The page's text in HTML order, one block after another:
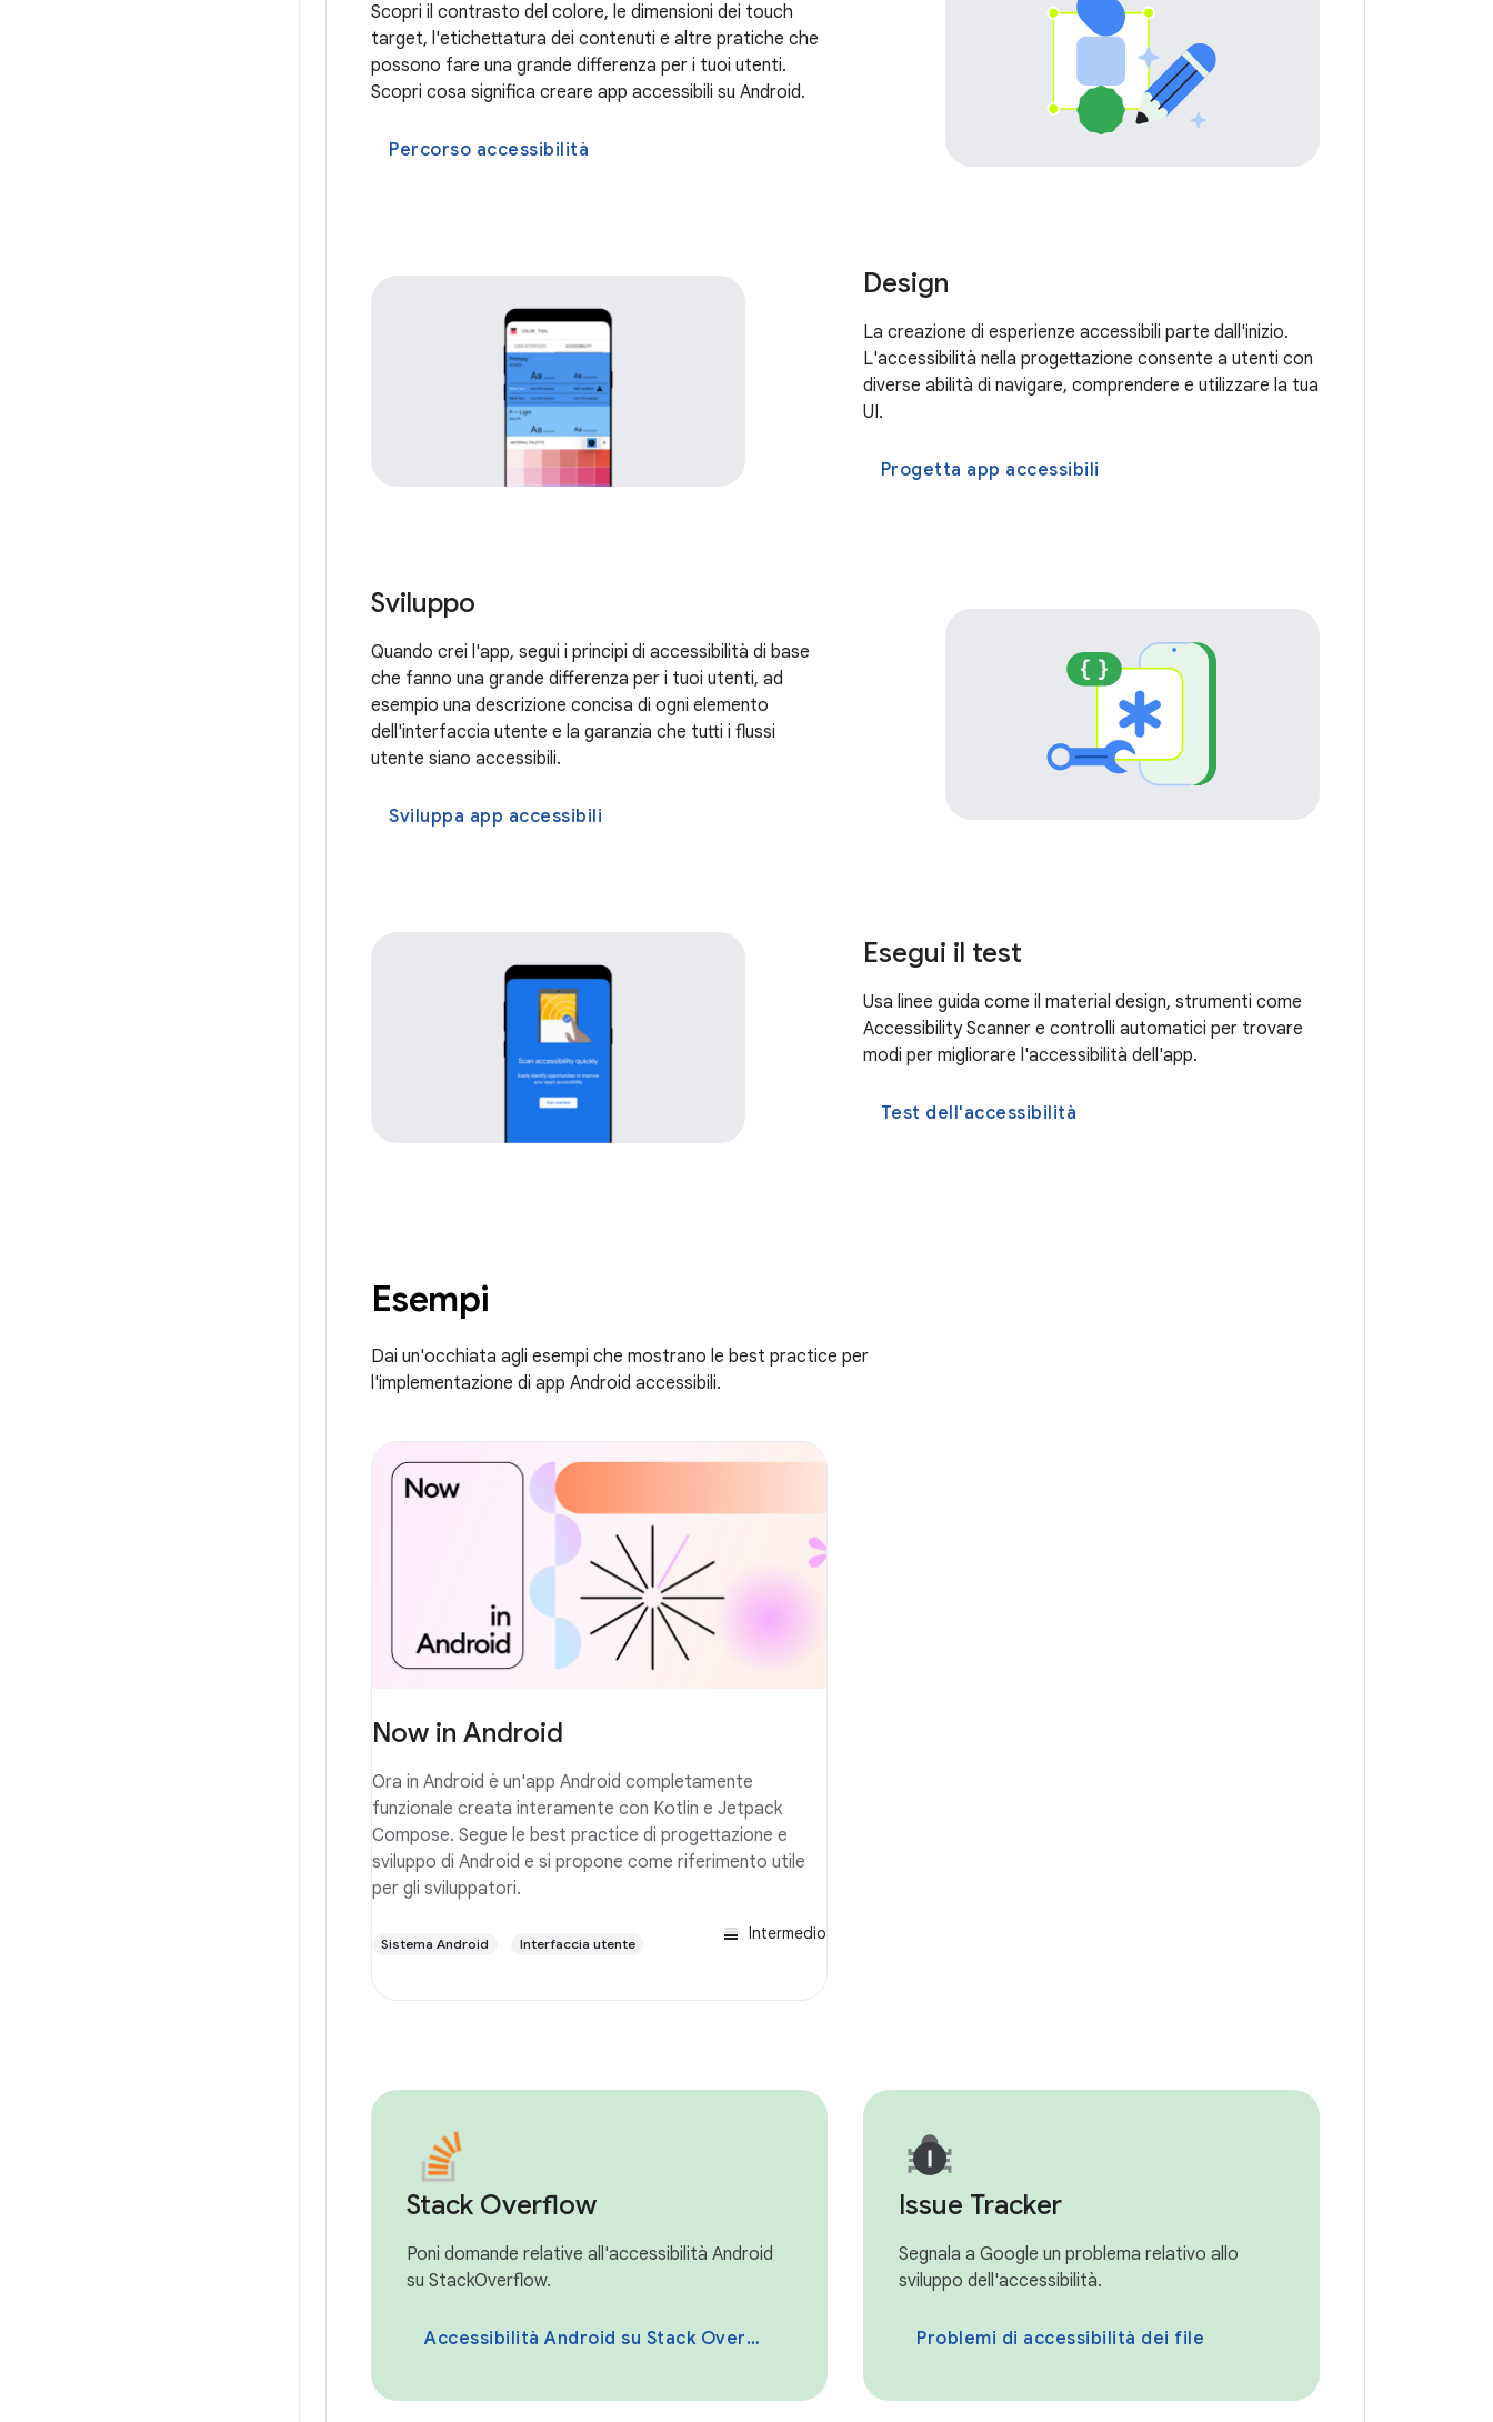
Scopri il contrasto del colore, le dimensioni dei touch
target, l'etichettatura dei contenuti e altre pratiche che
possono fare una grande differenza per i tuoi utenti.
Scopri cosa significa creare app accessibili su Android.
Percorso accessibilità
Design
La creazione di esperienze accessibili parte dall'inizio.
L'accessibilità nella progettazione consente a utenti con
diverse abilità di navigare, comprendere e utilizzare la tua
UI.
Progetta app accessibili
Sviluppo
Quando crei l'app, segui i principi di accessibilità di base
che fanno una grande differenza per i tuoi utenti, ad
esempio una descrizione concisa di ogni elemento
dell'interfaccia utente e la garanzia che tutti i flussi
utente siano accessibili.
Sviluppa app accessibili
Esegui il test
Usa linee guida come il material design, strumenti come
Accessibility Scanner e controlli automatici per trovare
modi per migliorare l'accessibilità dell'app.
Test dell'accessibilità
Esempi
Dai un'occhiata agli esempi che mostrano le best practice per
l'implementazione di app Android accessibili.
Now in Android
Ora in Android è un'app Android completamente
funzionale creata interamente con Kotlin e Jetpack
Compose. Segue le best practice di progettazione e
sviluppo di Android e si propone come riferimento utile
per gli sviluppatori.
Sistema Android Interfaccia utente
Intermedio
Stack Overflow
Poni domande relative all'accessibilità Android
su StackOverflow.
Accessibilità Android su Stack Overflow
Issue Tracker
Segnala a Google un problema relativo allo
sviluppo dell'accessibilità.
Problemi di accessibilità dei file